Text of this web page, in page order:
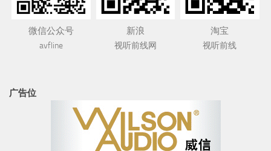
微信公众号
avfline
新浪
视听前线网
淘宝
视听前线
广告位